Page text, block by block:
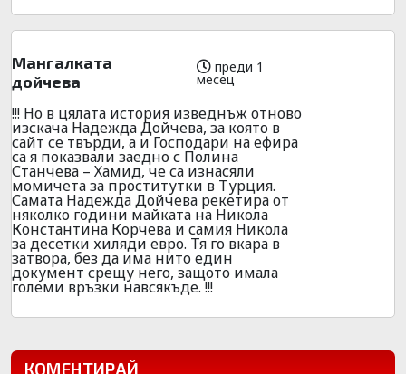
Мангалката
дойчева
преди 1
месец
!!! Но в цялата история изведнъж отново
изскача Надежда Дойчева, за която в
сайт се твърди, а и Господари на ефира
са я показвали заедно с Полина
Станчева – Хамид, че са изнасяли
момичета за проститутки в Турция.
Самата Надежда Дойчева рекетира от
няколко години майката на Никола
Константина Корчева и самия Никола
за десетки хиляди евро. Тя го вкара в
затвора, без да има нито един
документ срещу него, защото имала
големи връзки навсякъде. !!!
КОМЕНТИРАЙ